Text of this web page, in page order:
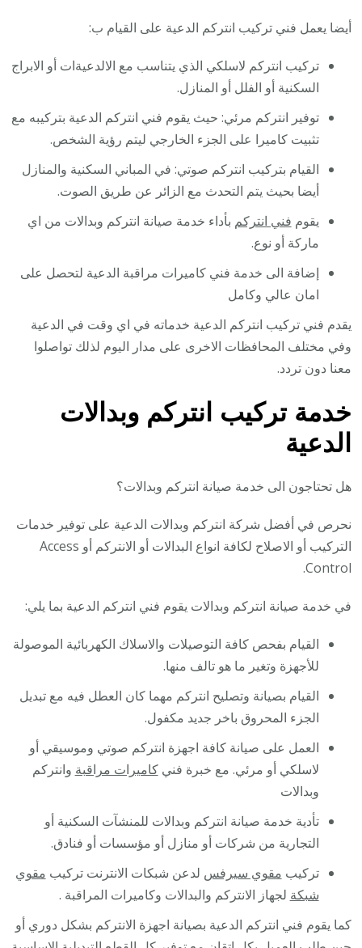
أيضا يعمل فني تركيب انتركم الدعية على القيام ب:
تركيب انتركم لاسلكي الذي يتناسب مع الالدعيةات أو الابراج
السكنية أو الفلل أو المنازل.
توفير انتركم مرئي: حيث يقوم فني انتركم الدعية بتركيبه مع
تثبيت كاميرا على الجزء الخارجي ليتم رؤية الشخص.
القيام بتركيب انتركم صوتي: في المباني السكنية والمنازل
أيضا بحيث يتم التحدث مع الزائر عن طريق الصوت.
يقوم فني انتركم بأداء خدمة صيانة انتركم وبدالات من اي
ماركة أو نوع.
إضافة الى خدمة فني كاميرات مراقبة الدعية لتحصل على
امان عالي وكامل
يقدم فني تركيب انتركم الدعية خدماته في اي وقت في الدعية
وفي مختلف المحافظات الاخرى على مدار اليوم لذلك تواصلوا
معنا دون تردد.
خدمة تركيب انتركم وبدالات
الدعية
هل تحتاجون الى خدمة صيانة انتركم وبدالات؟
نحرص في أفضل شركة انتركم وبدالات الدعية على توفير خدمات
التركيب أو الاصلاح لكافة انواع البدالات أو الانتركم أو Access
Control.
في خدمة صيانة انتركم وبدالات يقوم فني انتركم الدعية بما يلي:
القيام بفحص كافة التوصيلات والاسلاك الكهربائية الموصولة
للأجهزة وتغير ما هو تالف منها.
القيام بصيانة وتصليح انتركم مهما كان العطل فيه مع تبديل
الجزء المحروق باخر جديد مكفول.
العمل على صيانة كافة اجهزة انتركم صوتي وموسيقي أو
لاسلكي أو مرئي. مع خبرة فنيكاميرات مراقبة وانتركم
وبدالات
تأدية خدمة صيانة انتركم وبدالات للمنشآت السكنية أو
التجارية من شركات أو منازل أو مؤسسات أو فنادق.
تركيب مقوي سيرفس لدعن شبكات الانترنت تركيب مقوي
شبكة لجهاز الانتركم والبدالات وكاميرات المراقبة .
كما يقوم فني انتركم الدعية بصيانة اجهزة الانتركم بشكل دوري أو